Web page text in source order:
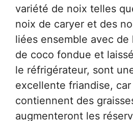
variété de noix telles
noix de caryer et des
liées ensemble avec de
de coco fondue et
le réfrigérateur, sont
excellente friandise,
contiennent des
augmenteront les